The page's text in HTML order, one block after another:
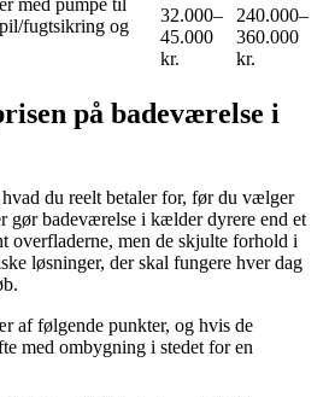
fugtsikring og
32.000–
45.000
kr.
240.000–
360.000
kr.
på badeværelse i
du reelt betaler for, før du vælger
gør badeværelse i kælder dyrere end et
overfladerne, men de skjulte forhold i
løsninger, der skal fungere hver dag
af følgende punkter, og hvis de
med ombygning i stedet for en